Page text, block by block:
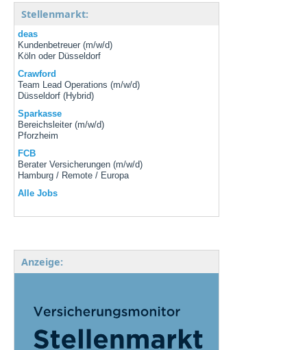
Stellenmarkt:
deas
Kundenbetreuer (m/w/d)
Köln oder Düsseldorf
Crawford
Team Lead Operations (m/w/d)
Düsseldorf (Hybrid)
Sparkasse
Bereichsleiter (m/w/d)
Pforzheim
FCB
Berater Versicherungen (m/w/d)
Hamburg / Remote / Europa
Alle Jobs
Anzeige: